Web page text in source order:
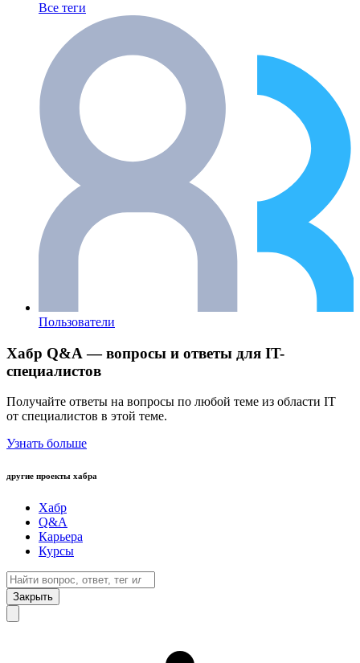
Все теги
Пользователи
Хабр Q&A — вопросы и ответы для IT-
специалистов
Получайте ответы на вопросы по любой теме из области IT
от специалистов в этой теме.
Узнать больше
другие проекты хабра
Хабр
Q&A
Карьера
Курсы
Закрыть